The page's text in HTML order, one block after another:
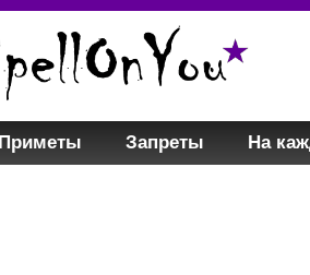
Приметы Запреты На